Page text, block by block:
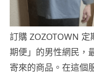
訂購 ZOZOTOWN
期便」的男性網民，
寄來的商品。在這個